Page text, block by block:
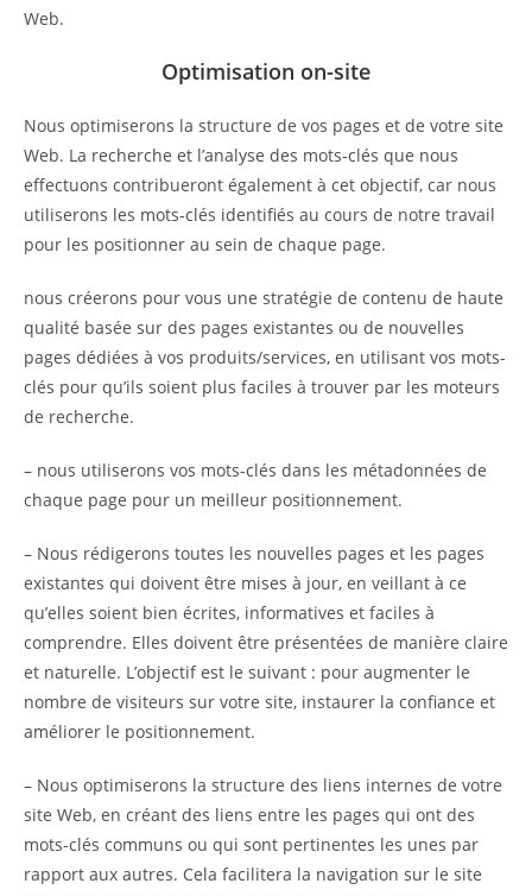
Web.
Optimisation on-site
Nous optimiserons la structure de vos pages et de votre site
Web. La recherche et l’analyse des mots-clés que nous
effectuons contribueront également à cet objectif, car nous
utiliserons les mots-clés identifiés au cours de notre travail
pour les positionner au sein de chaque page.
nous créerons pour vous une stratégie de contenu de haute
qualité basée sur des pages existantes ou de nouvelles
pages dédiées à vos produits/services, en utilisant vos mots-
clés pour qu’ils soient plus faciles à trouver par les moteurs
de recherche.
– nous utiliserons vos mots-clés dans les métadonnées de
chaque page pour un meilleur positionnement.
– Nous rédigerons toutes les nouvelles pages et les pages
existantes qui doivent être mises à jour, en veillant à ce
qu’elles soient bien écrites, informatives et faciles à
comprendre. Elles doivent être présentées de manière claire
et naturelle. L’objectif est le suivant : pour augmenter le
nombre de visiteurs sur votre site, instaurer la confiance et
améliorer le positionnement.
– Nous optimiserons la structure des liens internes de votre
site Web, en créant des liens entre les pages qui ont des
mots-clés communs ou qui sont pertinentes les unes par
rapport aux autres. Cela facilitera la navigation sur le site